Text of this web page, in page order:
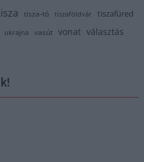
tisza-tó tiszaföldvár tiszafüred
ukrajna vasút vonat választás